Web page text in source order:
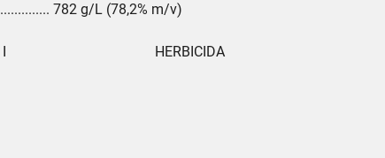
782 g/L (78,2% m/v)
I                                          HERBICIDA